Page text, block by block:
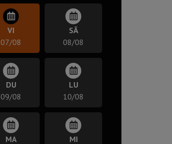
VI
07/08
SÂ
08/08
DU
09/08
LU
10/08
MA
MI